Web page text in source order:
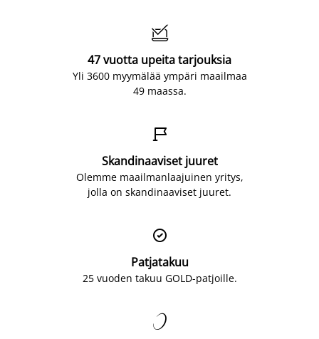

47 vuotta upeita tarjouksia
Yli 3600 myymälää ympäri maailmaa
49 maassa.

Skandinaaviset juuret
Olemme maailmanlaajuinen yritys,
jolla on skandinaaviset juuret.

Patjatakuu
25 vuoden takuu GOLD-patjoille.
